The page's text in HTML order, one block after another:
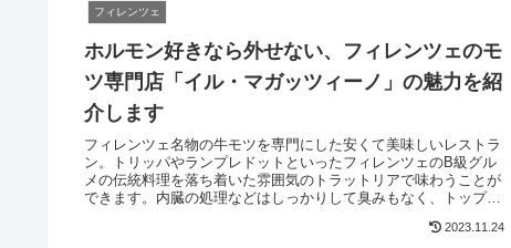
フィレンツェ
ホルモン好きなら外せない、フィレンツェのモ
ツ専門店「イル・マガッツィーノ」の魅力を紹
介します
フィレンツェ名物の牛モツを専門にした安くて美味しいレストラ
ン。トリッパやランプレドットといったフィレンツェのB級グル
メの伝統料理を落ち着いた雰囲気のトラットリアで味わうことが
できます。内臓の処理などはしっかりして臭みもなく、トップレ
2023.11.24